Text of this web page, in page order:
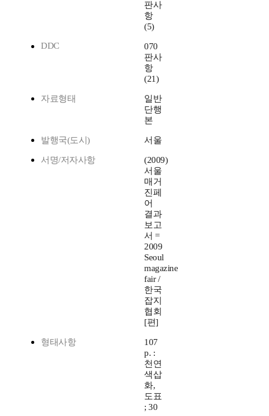
판사
항
(5)
DDC
070
판사
항
(21)
자료형태
일반
단행
본
발행국(도시) 서울
서명/저자사항
(2009)
서울
매거
진페
어
결과
보고
서 =
2009
Seoul
magazine
fair /
한국
잡지
협회
[편]
형태사항
107
p. :
천연
색삽
화,
도표
; 30